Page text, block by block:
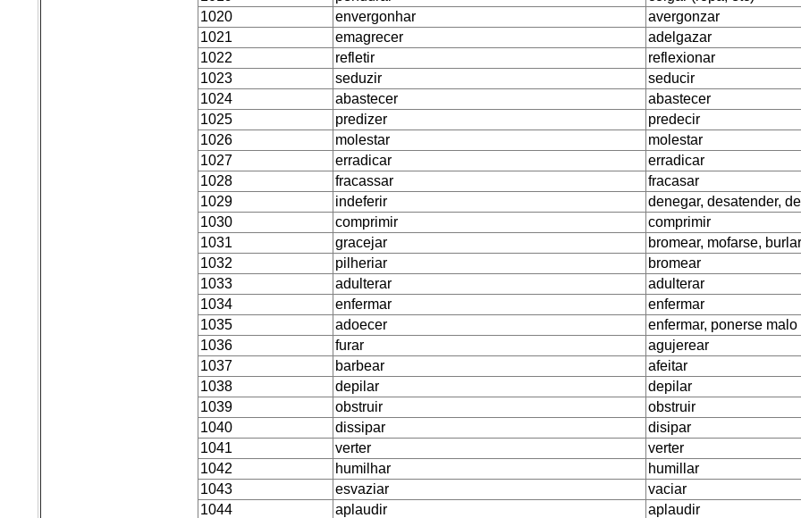
1020
envergonhar
avergonzar
1021
emagrecer
adelgazar
1022
refletir
reflexionar
1023
seduzir
seducir
1024
abastecer
abastecer
1025
predizer
predecir
1026
molestar
molestar
1027
erradicar
erradicar
1028
fracassar
fracasar
1029
indeferir
denegar, desatender,
1030
comprimir
comprimir
1031
gracejar
bromear, mofarse,
1032
pilheriar
bromear
1033
adulterar
adulterar
1034
enfermar
enfermar
1035
adoecer
enfermar, ponerse malo
1036
furar
agujerear
1037
barbear
afeitar
1038
depilar
depilar
1039
obstruir
obstruir
1040
dissipar
disipar
1041
verter
verter
1042
humilhar
humillar
1043
esvaziar
vaciar
1044
aplaudir
aplaudir